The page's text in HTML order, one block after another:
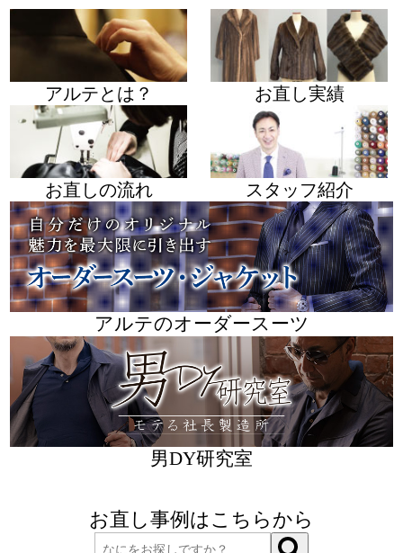
アルテとは？ お直し実績
お直しの流れ スタッフ紹介
アルテのオーダースーツ
男DY研究室
お直し事例はこちらから